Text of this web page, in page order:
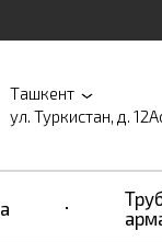
Ташкент
ул. Туркистан, д.